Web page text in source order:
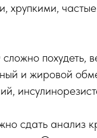
хрупкими,
похудеть,
и жировой
сдать анализ